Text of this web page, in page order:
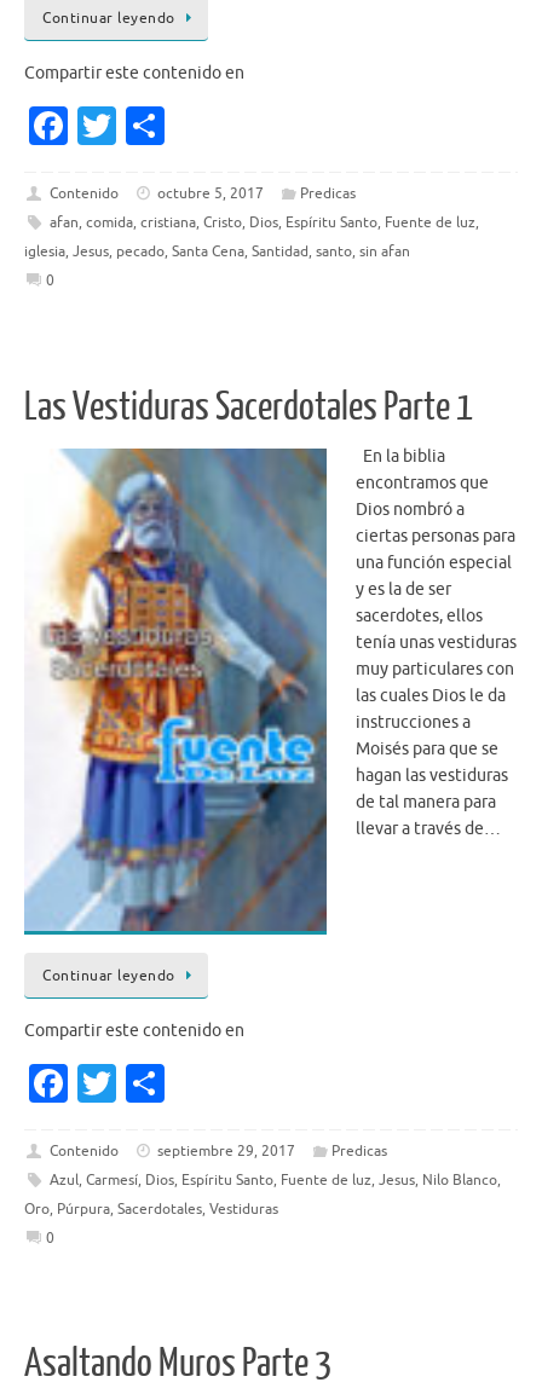
Continuar leyendo
Compartir este contenido en
Fa
e
b
T
it
te
ar
e
Contenido octubre 5, 2017
Predicas
afan, comida, cristiana, Cristo, Dios, Espíritu Santo, Fuente de luz,
iglesia, Jesus, pecado, Santa Cena, Santidad, santo, sin afan
0
Las Vestiduras Sacerdotales Parte 1
En la biblia
encontramos que
Dios nombró a
ciertas personas para
una función especial
y es la de ser
sacerdotes, ellos
tenía unas vestiduras
muy particulares con
las cuales Dios le da
instrucciones a
Moisés para que se
hagan las vestiduras
de tal manera para
llevar a través de…
Continuar leyendo
Compartir este contenido en
Fa
e
b
T
it
te
ar
e
Contenido septiembre 29, 2017
Predicas
Azul, Carmesí, Dios, Espíritu Santo, Fuente de luz, Jesus, Nilo Blanco,
Oro, Púrpura, Sacerdotales, Vestiduras
0
Asaltando Muros Parte 3